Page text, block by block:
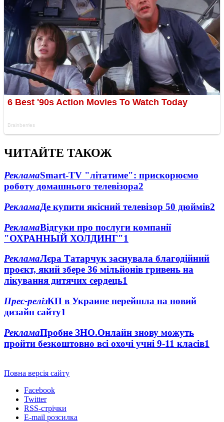
ЧИТАЙТЕ ТАКОЖ
РекламаSmart-TV "літатиме": прискорюємо
роботу домашнього телевізора2
РекламаДе купити якісний телевізор 50 дюймів2
РекламаВідгуки про послуги компанії
"ОХРАННЫЙ ХОЛДИНГ"1
РекламаЛєра Татарчук заснувала благодійний
проєкт, який збере 36 мільйонів гривень на
лікування дитячих сердець1
Прес-релізКП в Украине перейшла на новий
дизайн сайту1
РекламаПробне ЗНО.Онлайн знову можуть
пройти безкоштовно всі охочі учні 9-11 класів1
Повна версія сайту
Facebook
Twitter
RSS-стрічки
E-mail розсилка